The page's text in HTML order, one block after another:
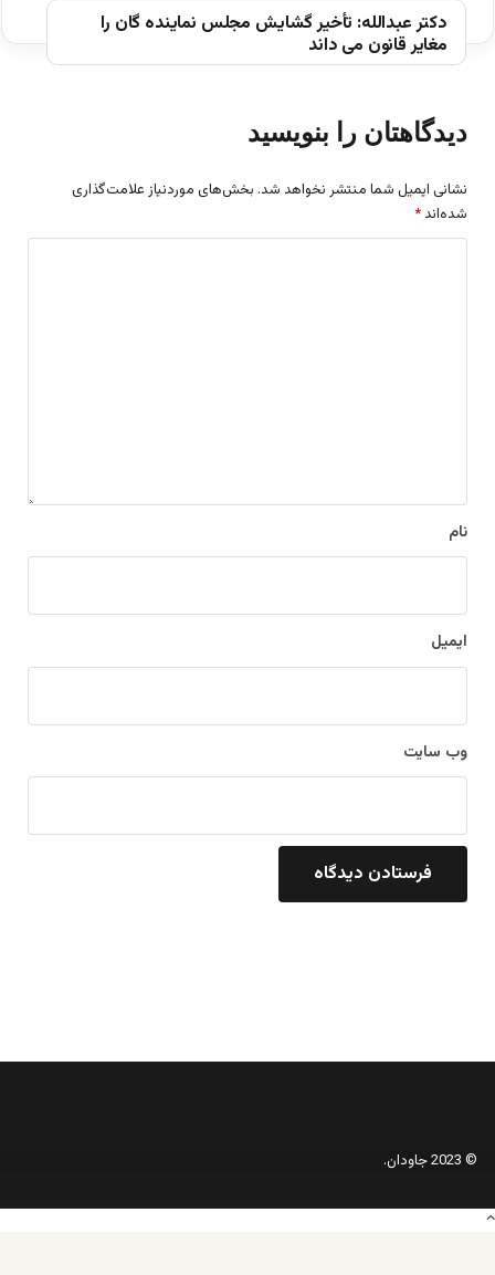
دکتر عبدالله: تأخیر گشایش مجلس نماینده گان را
مغایر قانون می داند
دیدگاهتان را بنویسید
نشانی ایمیل شما منتشر نخواهد شد. بخش‌های موردنیاز علامت‌گذاری
شده‌اند *
نام
ایمیل
وب‌ سایت
© 2023 جاودان.